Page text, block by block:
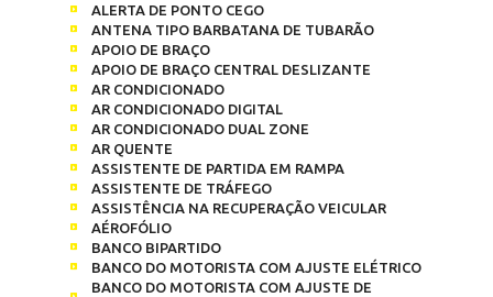
ALERTA DE PONTO CEGO
ANTENA TIPO BARBATANA DE TUBARÃO
APOIO DE BRAÇO
APOIO DE BRAÇO CENTRAL DESLIZANTE
AR CONDICIONADO
AR CONDICIONADO DIGITAL
AR CONDICIONADO DUAL ZONE
AR QUENTE
ASSISTENTE DE PARTIDA EM RAMPA
ASSISTENTE DE TRÁFEGO
ASSISTÊNCIA NA RECUPERAÇÃO VEICULAR
AÉROFÓLIO
BANCO BIPARTIDO
BANCO DO MOTORISTA COM AJUSTE ELÉTRICO
BANCO DO MOTORISTA COM AJUSTE DE